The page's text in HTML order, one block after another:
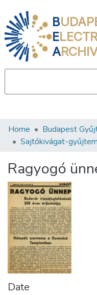
B
E
A
Communities &
Statistics
About us
Home Budapest
Sajtókivágat-
Ragyogó
Date